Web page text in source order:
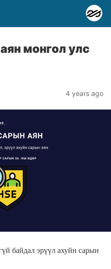
монгол улс
4 years ago
байдал эрүүл ахуйн сарын